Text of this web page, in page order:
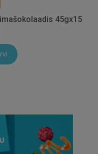
45gx15